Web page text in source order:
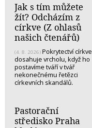
Jak s tím můžete
žít? Odcházím z
církve (Z ohlasů
našich čtenářů)
(4. 8. 2026) Pokrytectví církve
dosahuje vrcholu, když ho
postavíme tváří v tvář
nekonečnému řetězci
církevních skandálů.
Pastorační
středisko Praha